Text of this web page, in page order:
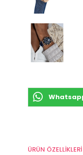
ÜRÜN ÖZELLIKLERI